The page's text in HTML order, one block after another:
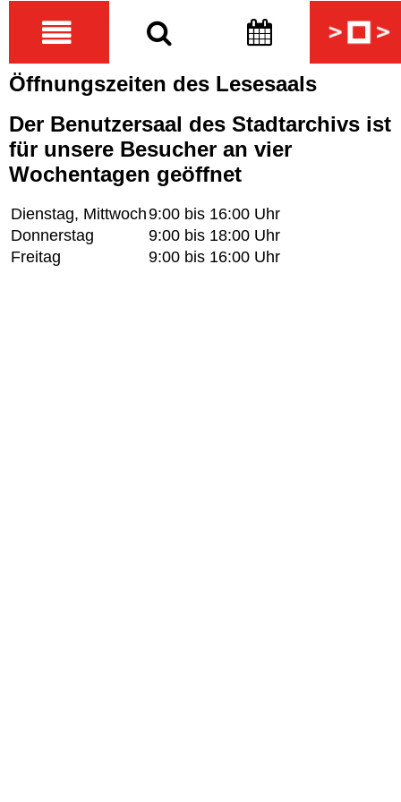
Öffnungszeiten des Lesesaals
Der Benutzersaal des Stadtarchivs ist
für unsere Besucher an vier
Wochentagen geöffnet
Dienstag, Mittwoch9:00 bis 16:00 Uhr
Donnerstag
9:00 bis 18:00 Uhr
Freitag
9:00 bis 16:00 Uhr